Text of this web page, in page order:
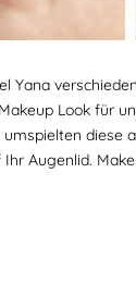
Look für
Augenlid.